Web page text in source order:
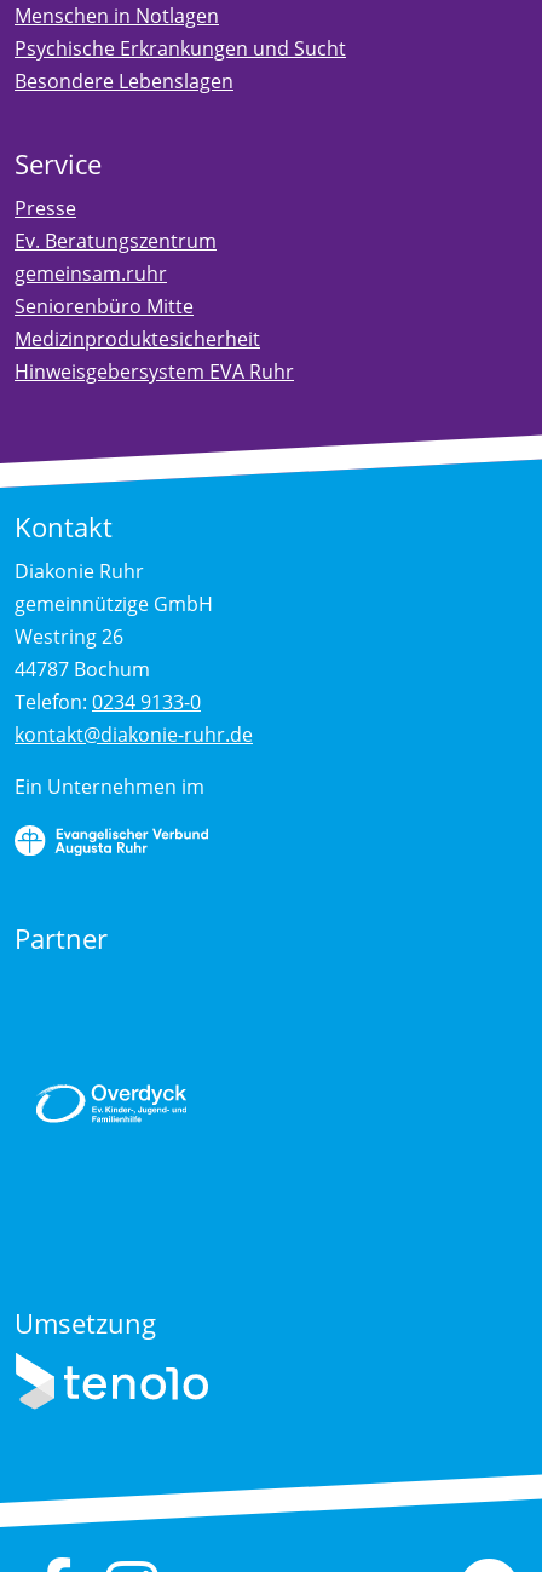
Menschen in Notlagen
Psychische Erkrankungen und Sucht
Besondere Lebenslagen
Service
Presse
Ev. Beratungszentrum
gemeinsam.ruhr
Seniorenbüro Mitte
Medizinproduktesicherheit
Hinweisgebersystem EVA Ruhr
Kontakt
Diakonie Ruhr
gemeinnützige GmbH
Westring 26
44787 Bochum
Telefon: 0234 9133-0
kontakt@diakonie-ruhr.de
Ein Unternehmen im
Partner
Umsetzung